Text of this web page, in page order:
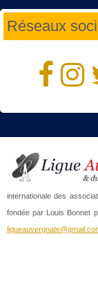
Réseaux
internationale des
fondée par Louis Bonnet